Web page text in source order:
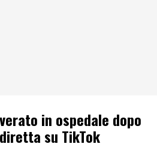
in ospedale dopo
su TikTok